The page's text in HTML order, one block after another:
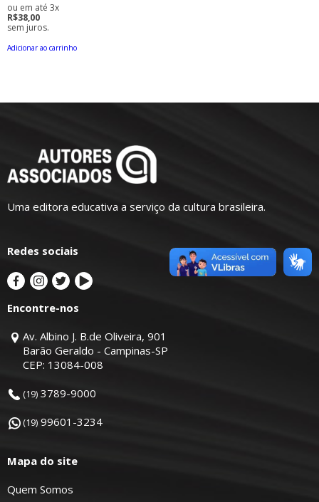
ou em até 3x
R$38,00
sem juros.
Adicionar ao carrinho
Uma editora educativa a serviço da cultura brasileira.
Redes sociais
Encontre-nos
Av. Albino J. B.de Oliveira, 901
Barão Geraldo - Campinas-SP
CEP: 13084-008
(19) 3789-9000
(19) 99601-3234
Mapa do site
Quem Somos